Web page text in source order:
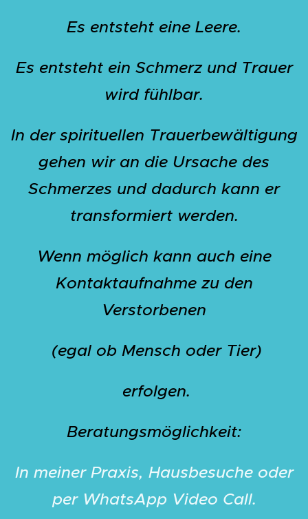
Es entsteht eine Leere.
Es entsteht ein Schmerz und Trauer
wird fühlbar.
In der spirituellen Trauerbewältigung
gehen wir an die Ursache des
Schmerzes und dadurch kann er
transformiert werden.
Wenn möglich kann auch eine
Kontaktaufnahme zu den
Verstorbenen
(egal ob Mensch oder Tier)
erfolgen.
Beratungsmöglichkeit:
In meiner Praxis, Hausbesuche oder
per WhatsApp Video Call.